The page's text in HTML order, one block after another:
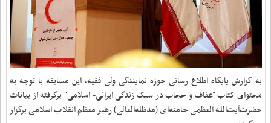
به گزارش پایگاه اطلاع رسانی حوزه نمایندگی ولی فقیه، این مسابقه با توجه به
محتوای کتاب "عفاف و حجاب در سبک زندگی ایرانی- اسلامی" برگرفته از بیانات
حضرت‌آیت‌الله العظمی خامنه‌ای (مدظله‌العالی) رهبر معظم انقلاب اسلامی برگزار